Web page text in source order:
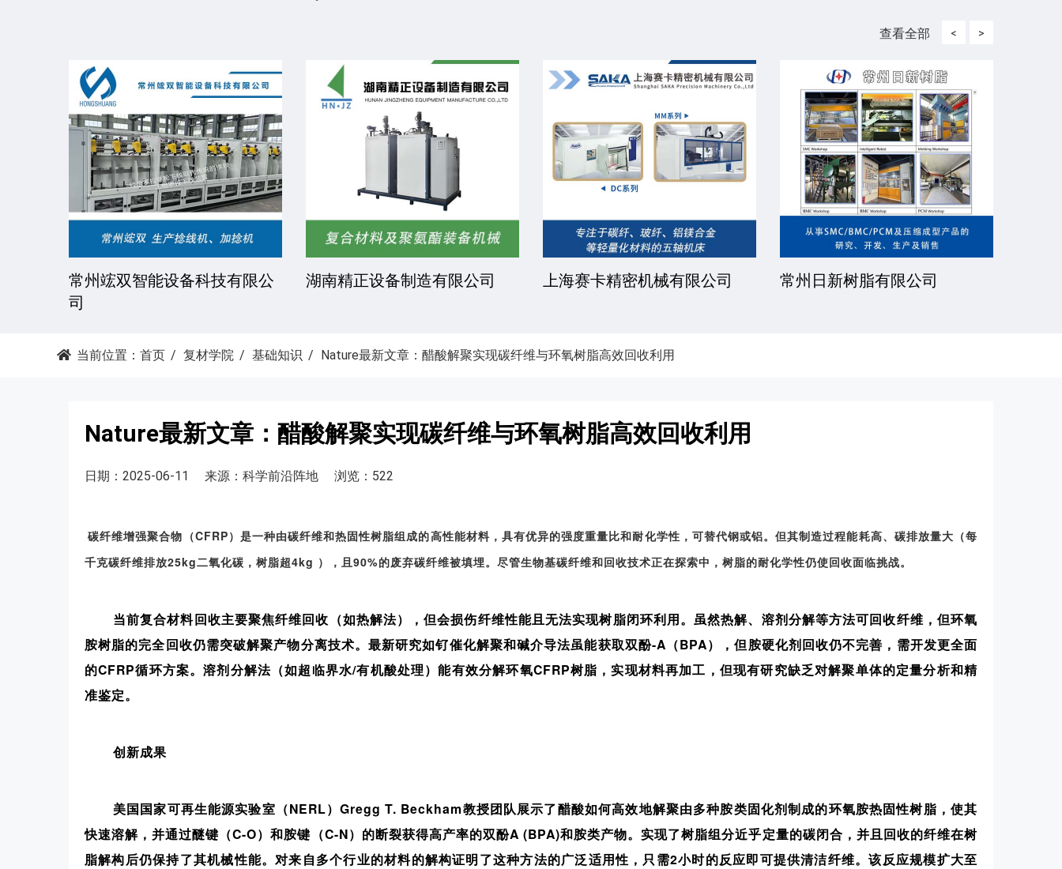
查看全部 <
湘潭科达机械设备有限公司 东莞市凯文化工有限公司 安徽金骏复合材料有限公司 厦门一诺得复合材料有限公司
>
当前位置： 首页 复材学院 基础知识 Nature最新文章：醋酸解聚实现碳纤维与环氧树脂高效回收利用
Nature最新文章：醋酸解聚实现碳纤维与环氧树脂高效回收利用
日期：2025-06-11 来源：科学前沿阵地 浏览：522
碳纤维增强聚合物（CFRP）是一种由碳纤维和热固性树脂组成的高性能材料，具有优异的强度重量比和耐化学性，可替代钢或铝。但其制造过程能耗高、碳排放量大（每
千克碳纤维排放25kg二氧化碳，树脂超4kg ），且90%的废弃碳纤维被填埋。尽管生物基碳纤维和回收技术正在探索中，树脂的耐化学性仍使回收面临挑战。
当前复合材料回收主要聚焦纤维回收（如热解法），但会损伤纤维性能且无法实现树脂闭环利用。虽然热解、溶剂分解等方法可回收纤维，但环氧
胺树脂的完全回收仍需突破解聚产物分离技术。最新研究如钌催化解聚和碱介导法虽能获取双酚-A（BPA），但胺硬化剂回收仍不完善，需开发更全面
的CFRP循环方案。溶剂分解法（如超临界水/有机酸处理）能有效分解环氧CFRP树脂，实现材料再加工，但现有研究缺乏对解聚单体的定量分析和精
准鉴定。
创新成果
美国国家可再生能源实验室（NERL）Gregg T. Beckham教授团队展示了醋酸如何高效地解聚由多种胺类固化剂制成的环氧胺热固性树脂，使其
快速溶解，并通过醚键（C-O）和胺键（C-N）的断裂获得高产率的双酚A (BPA)和胺类产物。实现了树脂组分近乎定量的碳闭合，并且回收的纤维在树
脂解构后仍保持了其机械性能。对来自多个行业的材料的解构证明了这种方法的广泛适用性，只需2小时的反应即可提供清洁纤维。该反应规模扩大至